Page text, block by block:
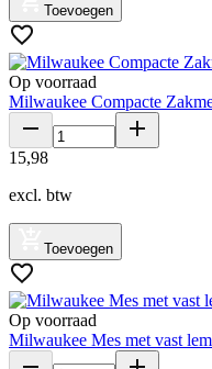
Toevoegen
Op voorraad
Milwaukee Compacte
15,98
excl. btw
Toevoegen
Op voorraad
Milwaukee Mes met vast